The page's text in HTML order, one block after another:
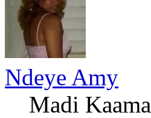
Ndeye Amy
Madi